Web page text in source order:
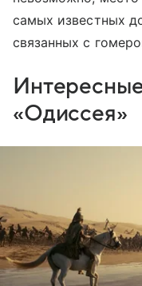
самых известных
связанных с
«Одиссея»